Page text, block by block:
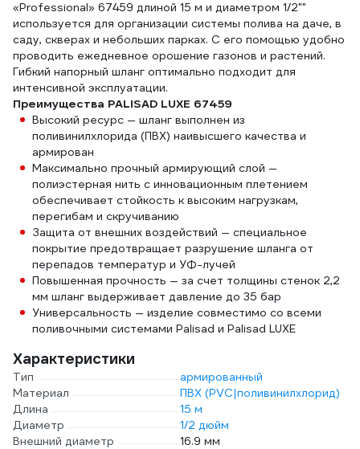
«Professional» 67459 длиной 15 м и диаметром 1/2""
используется для организации системы полива на даче, в
саду, скверах и небольших парках. С его помощью удобно
проводить ежедневное орошение газонов и растений.
Гибкий напорный шланг оптимально подходит для
интенсивной эксплуатации.
Преимущества PALISAD LUXE 67459
Высокий ресурс — шланг выполнен из
поливинилхлорида (ПВХ) наивысшего качества и
армирован
Максимально прочный армирующий слой —
полиэстерная нить с инновационным плетением
обеспечивает стойкость к высоким нагрузкам,
перегибам и скручиванию
Защита от внешних воздействий — специальное
покрытие предотвращает разрушение шланга от
перепадов температур и УФ-лучей
Повышенная прочность — за счет толщины стенок 2,2
мм шланг выдерживает давление до 35 бар
Универсальность — изделие совместимо со всеми
поливочными системами Palisad и Palisad LUXE
Характеристики
Тип
армированный
Материал
ПВХ (PVC|поливинилхлорид)
Длина
15 м
Диаметр
1/2 дюйм
Внешний диаметр
16.9 мм